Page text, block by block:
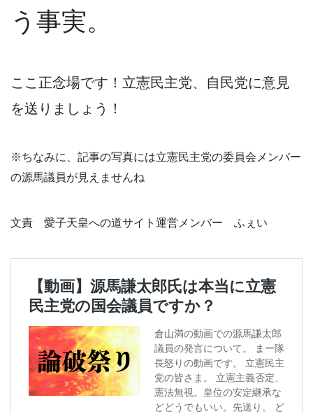
う事実。
ここ正念場です！立憲民主党、自民党に意見
を送りましょう！
※ちなみに、記事の写真には立憲民主党の委員会メンバー
の源馬議員が見えませんね
文責 愛子天皇への道サイト運営メンバー ふぇい